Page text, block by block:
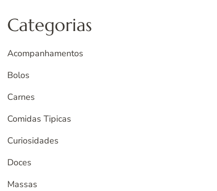
Categorias
Acompanhamentos
Bolos
Carnes
Comidas Tipicas
Curiosidades
Doces
Massas